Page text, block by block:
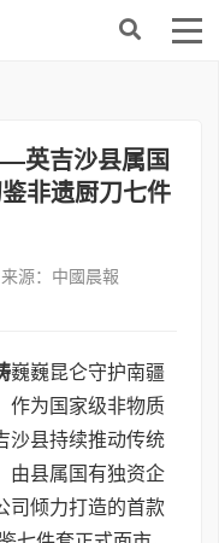
英吉沙县属国
非遗厨刀七件
来源：中國晨報
巍巍昆仑守护南疆
作为国家级非物质
沙县持续推动传统
由县属国有独资企
司倾力打造的首款